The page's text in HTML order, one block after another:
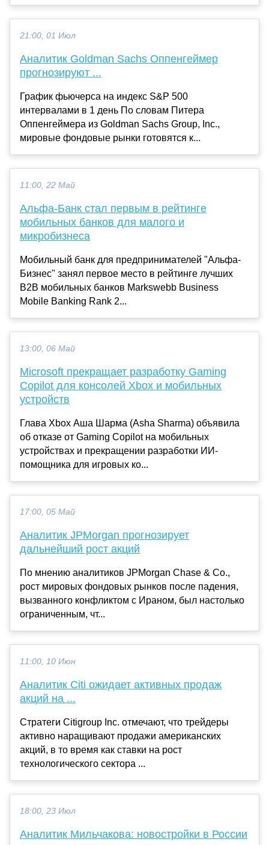
21:00, 01 Июл
Аналитик Goldman Sachs Оппенгеймер
прогнозируют ...
График фьючерса на индекс S&P 500
интервалами в 1 день По словам Питера
Оппенгеймера из Goldman Sachs Group, Inc.,
мировые фондовые рынки готовятся к...
11:00, 22 Май
Альфа-Банк стал первым в рейтинге
мобильных банков для малого и
микробизнеса
Мобильный банк для предпринимателей "Альфа-
Бизнес" занял первое место в рейтинге лучших
В2В мобильных банков Markswebb Business
Mobile Banking Rank 2...
13:00, 06 Май
Microsoft прекращает разработку Gaming
Copilot для консолей Xbox и мобильных
устройств
Глава Xbox Аша Шарма (Asha Sharma) объявила
об отказе от Gaming Copilot на мобильных
устройствах и прекращении разработки ИИ-
помощника для игровых ко...
17:00, 05 Май
Аналитик JPMorgan прогнозирует
дальнейший рост акций
По мнению аналитиков JPMorgan Chase & Co.,
рост мировых фондовых рынков после падения,
вызванного конфликтом с Ираном, был настолько
ограниченным, чт...
11:00, 10 Июн
Аналитик Citi ожидает активных продаж
акций на ...
Стратеги Citigroup Inc. отмечают, что трейдеры
активно наращивают продажи американских
акций, в то время как ставки на рост
технологического сектора ...
18:00, 23 Июл
Аналитик Мильчакова: новостройки в России